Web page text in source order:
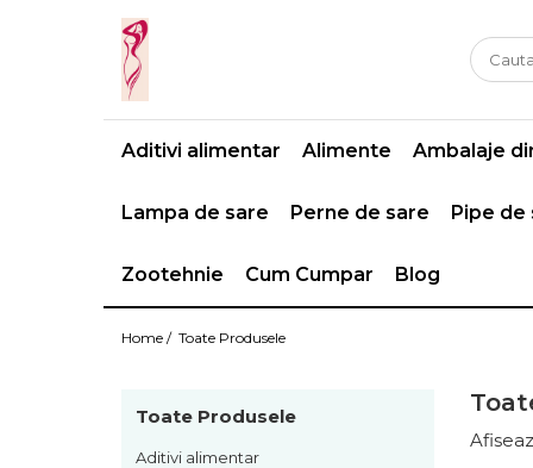
Casa si gradina
Leagane si scaune
Ingrijire corporala
Ingrijirea unghiilor
Aditivi alimentar Alimente Ambalaje
Lampa de sare Perne de sare Pipe de
Zootehnie Cum Cumpar Blog
Home / Toate Produsele
Toate Produsele
Aditivi alimentar